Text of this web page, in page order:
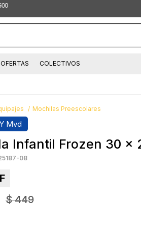
OFERTAS COLECTIVOS
Mochilas Preescolares
Mvd
Infantil Frozen 30 x
08
$ 449